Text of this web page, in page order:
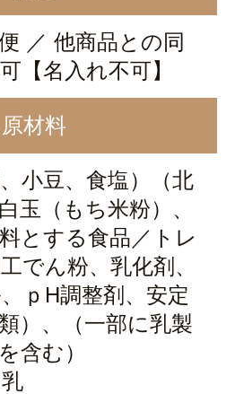
／ 他商品との同
【名入れ不可】
原材料
小豆、食塩）（北
玉（もち米粉）、
とする食品／トレ
でん粉、乳化剤、
ｐH調整剤、安定
）、（一部に乳製
含む）